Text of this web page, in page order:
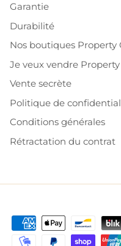
Garantie
Durabilité
Nos boutiques Property
Je veux vendre
Vente secrète
Politique de
Conditions générales
Rétractation du contrat